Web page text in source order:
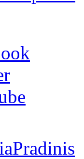
Pradinis